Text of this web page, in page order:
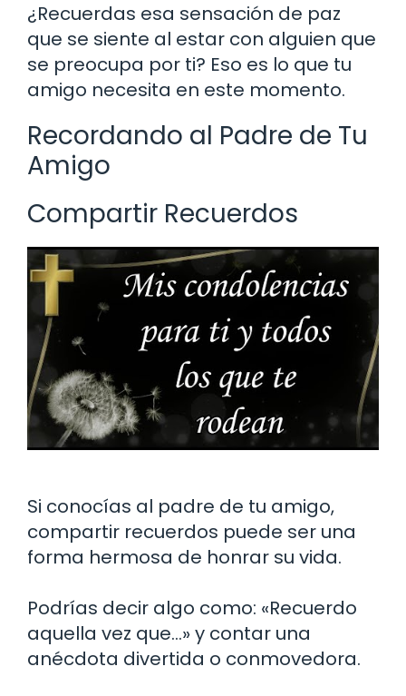
¿Recuerdas esa sensación de paz
que se siente al estar con alguien que
se preocupa por ti? Eso es lo que tu
amigo necesita en este momento.
Recordando al Padre de Tu
Amigo
Compartir Recuerdos
Si conocías al padre de tu amigo,
compartir recuerdos puede ser una
forma hermosa de honrar su vida.
Podrías decir algo como: «Recuerdo
aquella vez que…» y contar una
anécdota divertida o conmovedora.